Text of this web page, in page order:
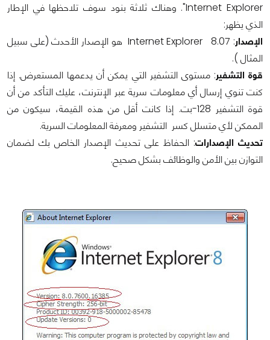
Internet Explorer". وهناك ثلاثة بنود سوف تلاحظها في الإطار
الذي يظهر:
الإصدار
: 8.07 Internet Explorer هو الإصدار الأحدث (على سبيل
المثال ).
قوة التشفير: مستوى التشفير التي يمكن أن يدعمها المستعرض. إذا
كنت تنوي إرسال أي معلومات سرية عبر الإنترنت، عليك التأكد من أن
قوة التشفير 128-بت. إذا كانت أقل من هذه القيمة، سيكون من
الممكن لأي متسلل كسر التشفير ومعرفة المعلومات السرية.
تحديث الإصدارات: الحفاظ على تحديث الإصدار الخاص بك لضمان
التوازن بين الأمن والوظائف بشكل صحيح.